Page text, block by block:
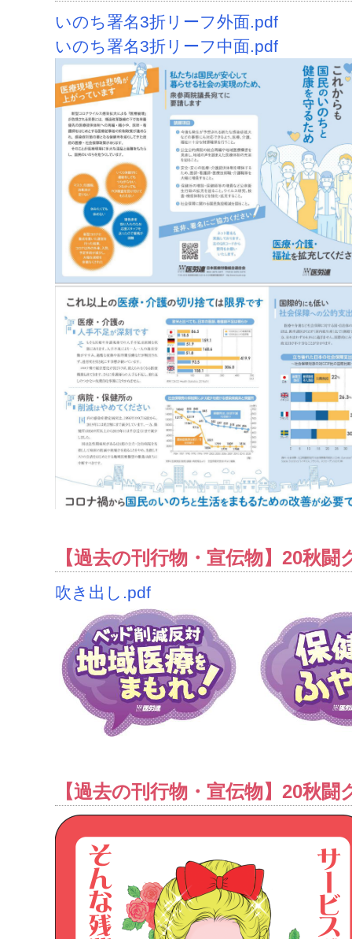
いのち署名3折リーフ外面.pdf
いのち署名3折リーフ中面.pdf
【過去の刊行物・宣伝物】20秋闘
吹き出し.pdf
【過去の刊行物・宣伝物】20秋